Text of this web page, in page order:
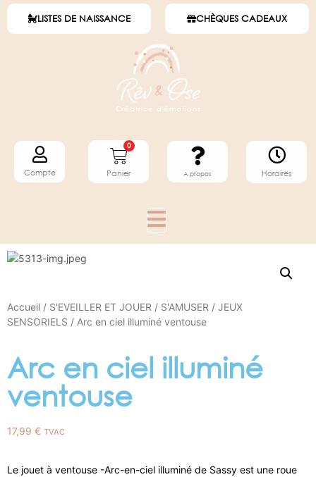
LISTES DE NAISSANCE CHÈQUES CADEAUX
Créatrice d'émotions
Compte
0
Panier A propos Horaires
Accueil / S'EVEILLER ET JOUER / S'AMUSER / JEUX
SENSORIELS / Arc en ciel illuminé ventouse
Arc en ciel illuminé
ventouse
17,99 € TVAC
Le jouet à ventouse -Arc-en-ciel illuminé de Sassy est une roue